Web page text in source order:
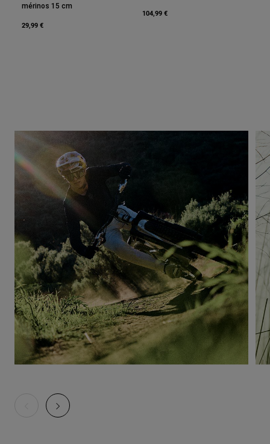
mérinos 15 cm
29,99 €
104,99 €